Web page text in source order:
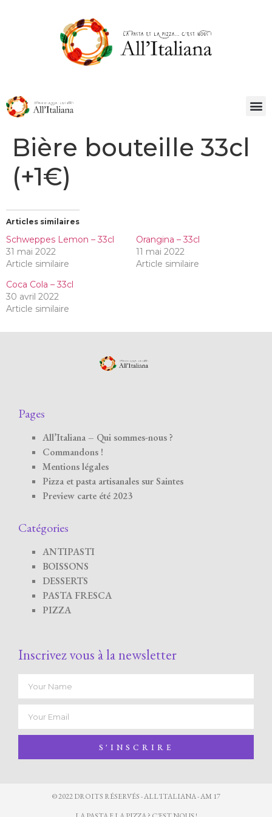
Bière bouteille 33cl
(+1€)
Articles similaires
Schweppes Lemon – 33cl
31 mai 2022
Article similaire
Orangina – 33cl
11 mai 2022
Article similaire
Coca Cola – 33cl
30 avril 2022
Article similaire
Pages
All’Italiana – Qui sommes-nous ?
Commandons !
Mentions légales
Pizza et pasta artisanales sur Saintes
Preview carte été 2023
Catégories
ANTIPASTI
BOISSONS
DESSERTS
PASTA FRESCA
PIZZA
Inscrivez vous à la newsletter
S'INSCRIRE
© 2022 DROITS RÉSERVÉS - ALL'ITALIANA - AM 17